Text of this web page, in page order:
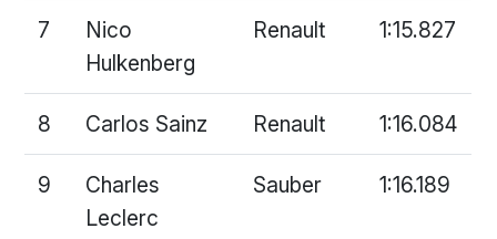
7
Nico
Hulkenberg
Renault 1:15.827
8 Carlos Sainz Renault 1:16.084
9
Charles
Leclerc
Sauber 1:16.189